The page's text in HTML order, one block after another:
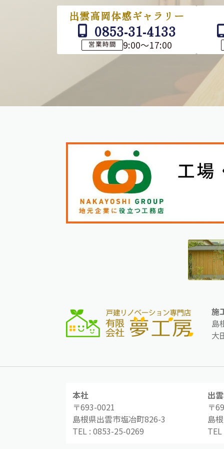
出雲高岡体感ギャラリー
0853-31-4133
営業時間 9:00～17:00
施
島
大
本社
〒693-0021
島根県出雲市塩冶町826-3
TEL : 0853-25-0269
出
〒
島